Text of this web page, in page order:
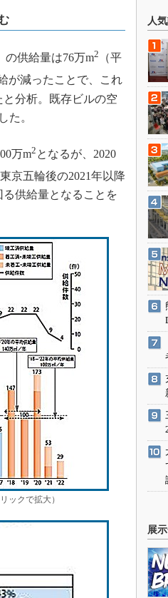
の供給量は76万m2
（平
が減ったことで、これ
分析。既存ビルの空
た。
万m2 となるが、2020
京五輪後の2021年以降
供給量となることを
ックで拡大）
人
展